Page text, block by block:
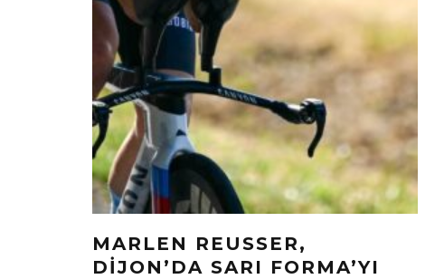
MARLEN REUSSER,
DIJON’DA SARI FORMA’YI